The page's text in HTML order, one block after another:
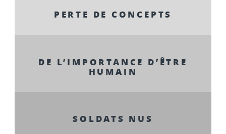
PERTE DE CONCEPTS
DE L’IMPORTANCE D’ÊTRE
HUMAIN
SOLDATS NUS